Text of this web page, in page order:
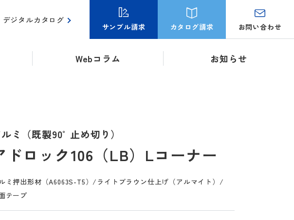
Webコラム お知らせ
デジタルカタログ
サンプル請求 カタログ請求 お問い合わせ
ミ（既製90°止め切り）
ドロック106（LB）Lコーナー
ミ押出形材（A6063S-T5）/ライトブラウン仕上げ（アルマイト）/
テープ